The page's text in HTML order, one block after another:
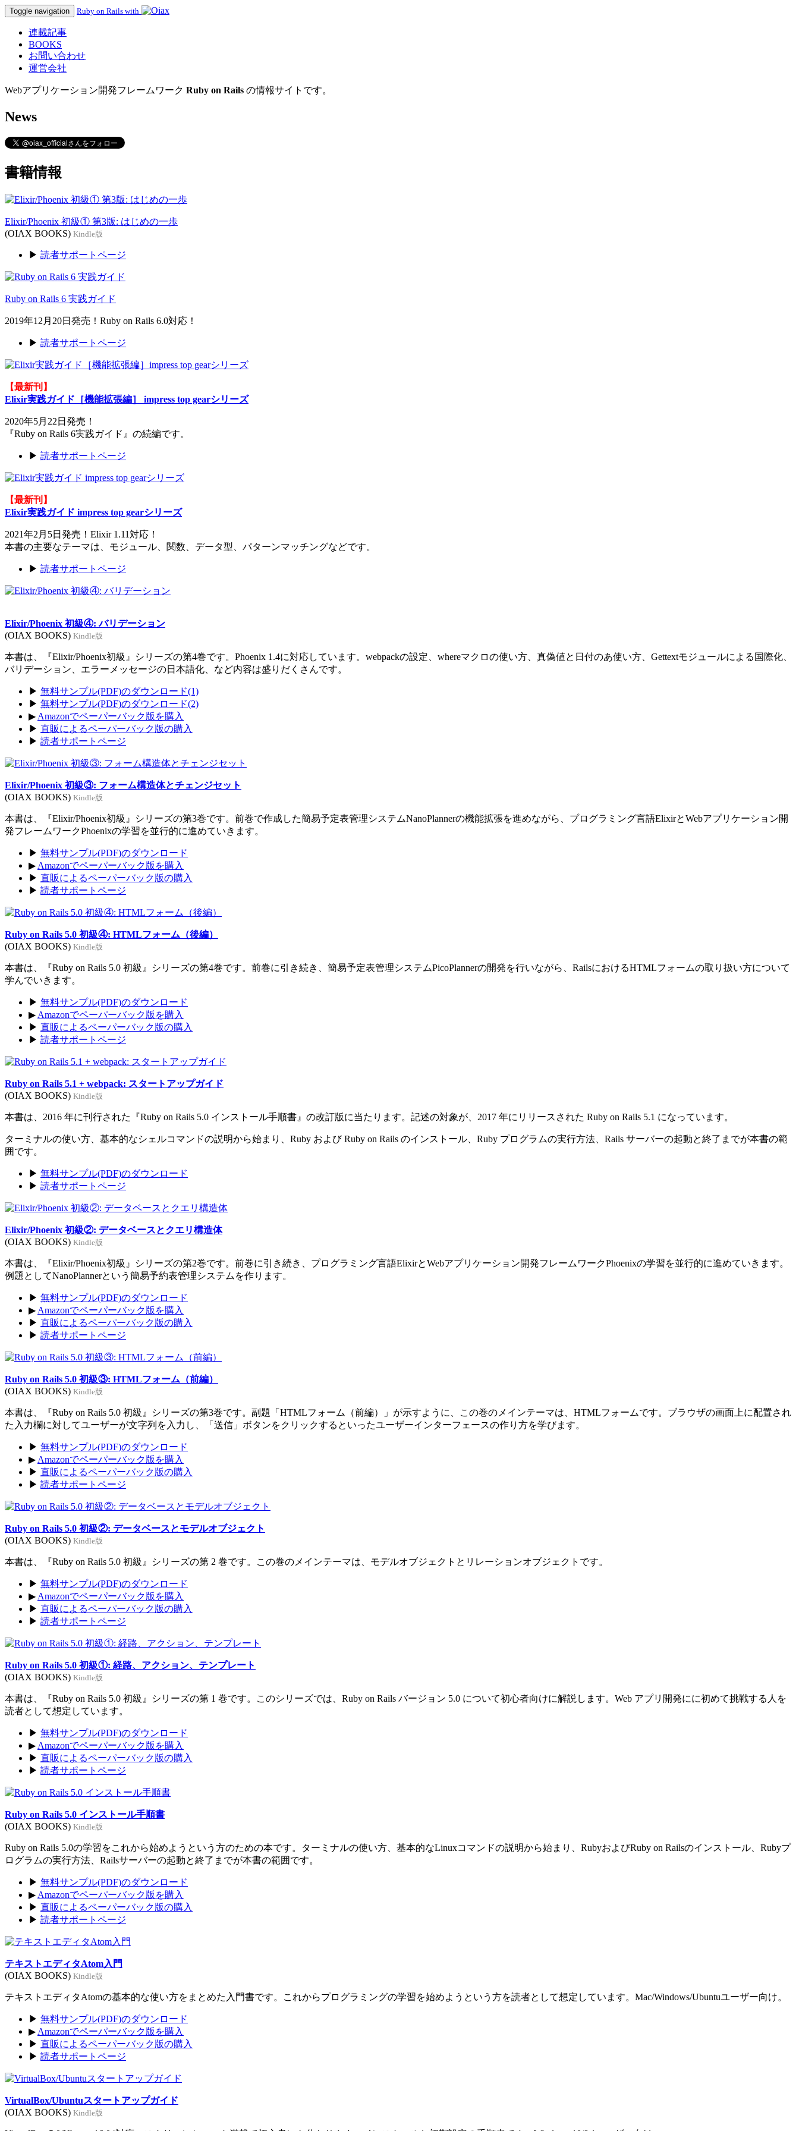
Toggle navigation Ruby on Rails with
連載記事
BOOKS
お問い合わせ
運営会社
Webアプリケーション開発フレームワーク Ruby on Rails の情報サイトです。
News
書籍情報
Elixir/Phoenix 初級① 第3版: はじめの一歩
(OIAX BOOKS) Kindle版
▶ 読者サポートページ
Ruby on Rails 6 実践ガイド
2019年12月20日発売！Ruby on Rails 6.0対応！
▶ 読者サポートページ
【最新刊】
Elixir実践ガイド［機能拡張編］ impress top gearシリーズ
2020年5月22日発売！
『Ruby on Rails 6実践ガイド』の続編です。
▶ 読者サポートページ
【最新刊】
Elixir実践ガイド impress top gearシリーズ
2021年2月5日発売！Elixir 1.11対応！
本書の主要なテーマは、モジュール、関数、データ型、パターンマッチングなどです。
▶ 読者サポートページ
Elixir/Phoenix 初級④: バリデーション
(OIAX BOOKS) Kindle版
本書は、『Elixir/Phoenix初級』シリーズの第4巻です。Phoenix 1.4に対応しています。webpackの設定、whereマクロの使い方、真偽値と日付のあ使い方、Gettextモジュールによる国際化、
バリデーション、エラーメッセージの日本語化、など内容は盛りだくさんです。
▶ 無料サンプル(PDF)のダウンロード(1)
▶ 無料サンプル(PDF)のダウンロード(2)
▶ Amazonでペーパーバック版を購入
▶ 直販によるペーパーバック版の購入
▶ 読者サポートページ
Elixir/Phoenix 初級③: フォーム構造体とチェンジセット
(OIAX BOOKS) Kindle版
本書は、『Elixir/Phoenix初級』シリーズの第3巻です。前巻で作成した簡易予定表管理システムNanoPlannerの機能拡張を進めながら、プログラミング言語ElixirとWebアプリケーション開
発フレームワークPhoenixの学習を並行的に進めていきます。
▶ 無料サンプル(PDF)のダウンロード
▶ Amazonでペーパーバック版を購入
▶ 直販によるペーパーバック版の購入
▶ 読者サポートページ
Ruby on Rails 5.0 初級④: HTMLフォーム（後編）
(OIAX BOOKS) Kindle版
本書は、『Ruby on Rails 5.0 初級』シリーズの第4巻です。前巻に引き続き、簡易予定表管理システムPicoPlannerの開発を行いながら、RailsにおけるHTMLフォームの取り扱い方について
学んでいきます。
▶ 無料サンプル(PDF)のダウンロード
▶ Amazonでペーパーバック版を購入
▶ 直販によるペーパーバック版の購入
▶ 読者サポートページ
Ruby on Rails 5.1 + webpack: スタートアップガイド
(OIAX BOOKS) Kindle版
本書は、2016 年に刊行された『Ruby on Rails 5.0 インストール手順書』の改訂版に当たります。記述の対象が、2017 年にリリースされた Ruby on Rails 5.1 になっています。
ターミナルの使い方、基本的なシェルコマンドの説明から始まり、Ruby および Ruby on Rails のインストール、Ruby プログラムの実行方法、Rails サーバーの起動と終了までが本書の範
囲です。
▶ 無料サンプル(PDF)のダウンロード
▶ 読者サポートページ
Elixir/Phoenix 初級②: データベースとクエリ構造体
(OIAX BOOKS) Kindle版
本書は、『Elixir/Phoenix初級』シリーズの第2巻です。前巻に引き続き、プログラミング言語ElixirとWebアプリケーション開発フレームワークPhoenixの学習を並行的に進めていきます。
例題としてNanoPlannerという簡易予約表管理システムを作ります。
▶ 無料サンプル(PDF)のダウンロード
▶ Amazonでペーパーバック版を購入
▶ 直販によるペーパーバック版の購入
▶ 読者サポートページ
Ruby on Rails 5.0 初級③: HTMLフォーム（前編）
(OIAX BOOKS) Kindle版
本書は、『Ruby on Rails 5.0 初級』シリーズの第3巻です。副題「HTMLフォーム（前編）」が示すように、この巻のメインテーマは、HTMLフォームです。ブラウザの画面上に配置され
た入力欄に対してユーザーが文字列を入力し、「送信」ボタンをクリックするといったユーザーインターフェースの作り方を学びます。
▶ 無料サンプル(PDF)のダウンロード
▶ Amazonでペーパーバック版を購入
▶ 直販によるペーパーバック版の購入
▶ 読者サポートページ
Ruby on Rails 5.0 初級②: データベースとモデルオブジェクト
(OIAX BOOKS) Kindle版
本書は、『Ruby on Rails 5.0 初級』シリーズの第 2 巻です。この巻のメインテーマは、モデルオブジェクトとリレーションオブジェクトです。
▶ 無料サンプル(PDF)のダウンロード
▶ Amazonでペーパーバック版を購入
▶ 直販によるペーパーバック版の購入
▶ 読者サポートページ
Ruby on Rails 5.0 初級①: 経路、アクション、テンプレート
(OIAX BOOKS) Kindle版
本書は、『Ruby on Rails 5.0 初級』シリーズの第 1 巻です。このシリーズでは、Ruby on Rails バージョン 5.0 について初心者向けに解説します。Web アプリ開発にに初めて挑戦する人を
読者として想定しています。
▶ 無料サンプル(PDF)のダウンロード
▶ Amazonでペーパーバック版を購入
▶ 直販によるペーパーバック版の購入
▶ 読者サポートページ
Ruby on Rails 5.0 インストール手順書
(OIAX BOOKS) Kindle版
Ruby on Rails 5.0の学習をこれから始めようという方のための本です。ターミナルの使い方、基本的なLinuxコマンドの説明から始まり、RubyおよびRuby on Railsのインストール、Rubyプ
ログラムの実行方法、Railsサーバーの起動と終了までが本書の範囲です。
▶ 無料サンプル(PDF)のダウンロード
▶ Amazonでペーパーバック版を購入
▶ 直販によるペーパーバック版の購入
▶ 読者サポートページ
テキストエディタAtom入門
(OIAX BOOKS) Kindle版
テキストエディタAtomの基本的な使い方をまとめた入門書です。これからプログラミングの学習を始めようという方を読者として想定しています。Mac/Windows/Ubuntuユーザー向け。
▶ 無料サンプル(PDF)のダウンロード
▶ Amazonでペーパーバック版を購入
▶ 直販によるペーパーバック版の購入
▶ 読者サポートページ
VirtualBox/Ubuntuスタートアップガイド
(OIAX BOOKS) Kindle版